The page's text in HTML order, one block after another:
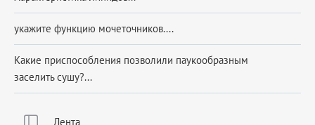
Лента
укажите функцию мочеточников....
Какие приспособления позволили паукообразным
заселить сушу?...